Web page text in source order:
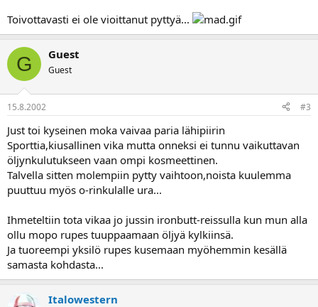
Toivottavasti ei ole vioittanut pyttyä...
G Guest
Guest
15.8.2002 #3
Just toi kyseinen moka vaivaa paria lähipiirin
Sporttia,kiusallinen vika mutta onneksi ei tunnu vaikuttavan
öljynkulutukseen vaan ompi kosmeettinen.
Talvella sitten molempiin pytty vaihtoon,noista kuulemma
puuttuu myös o-rinkulalle ura...
Ihmeteltiin tota vikaa jo jussin ironbutt-reissulla kun mun alla
ollu mopo rupes tuuppaamaan öljyä kylkiinsä.
Ja tuoreempi yksilö rupes kusemaan myöhemmin kesällä
samasta kohdasta...
Italowestern